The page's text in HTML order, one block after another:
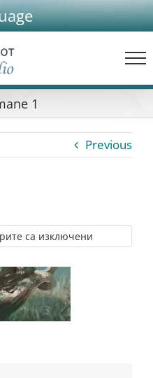
1
Previous
са изключени
gethsemane